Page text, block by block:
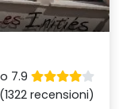
7.9
(1322 recensioni)